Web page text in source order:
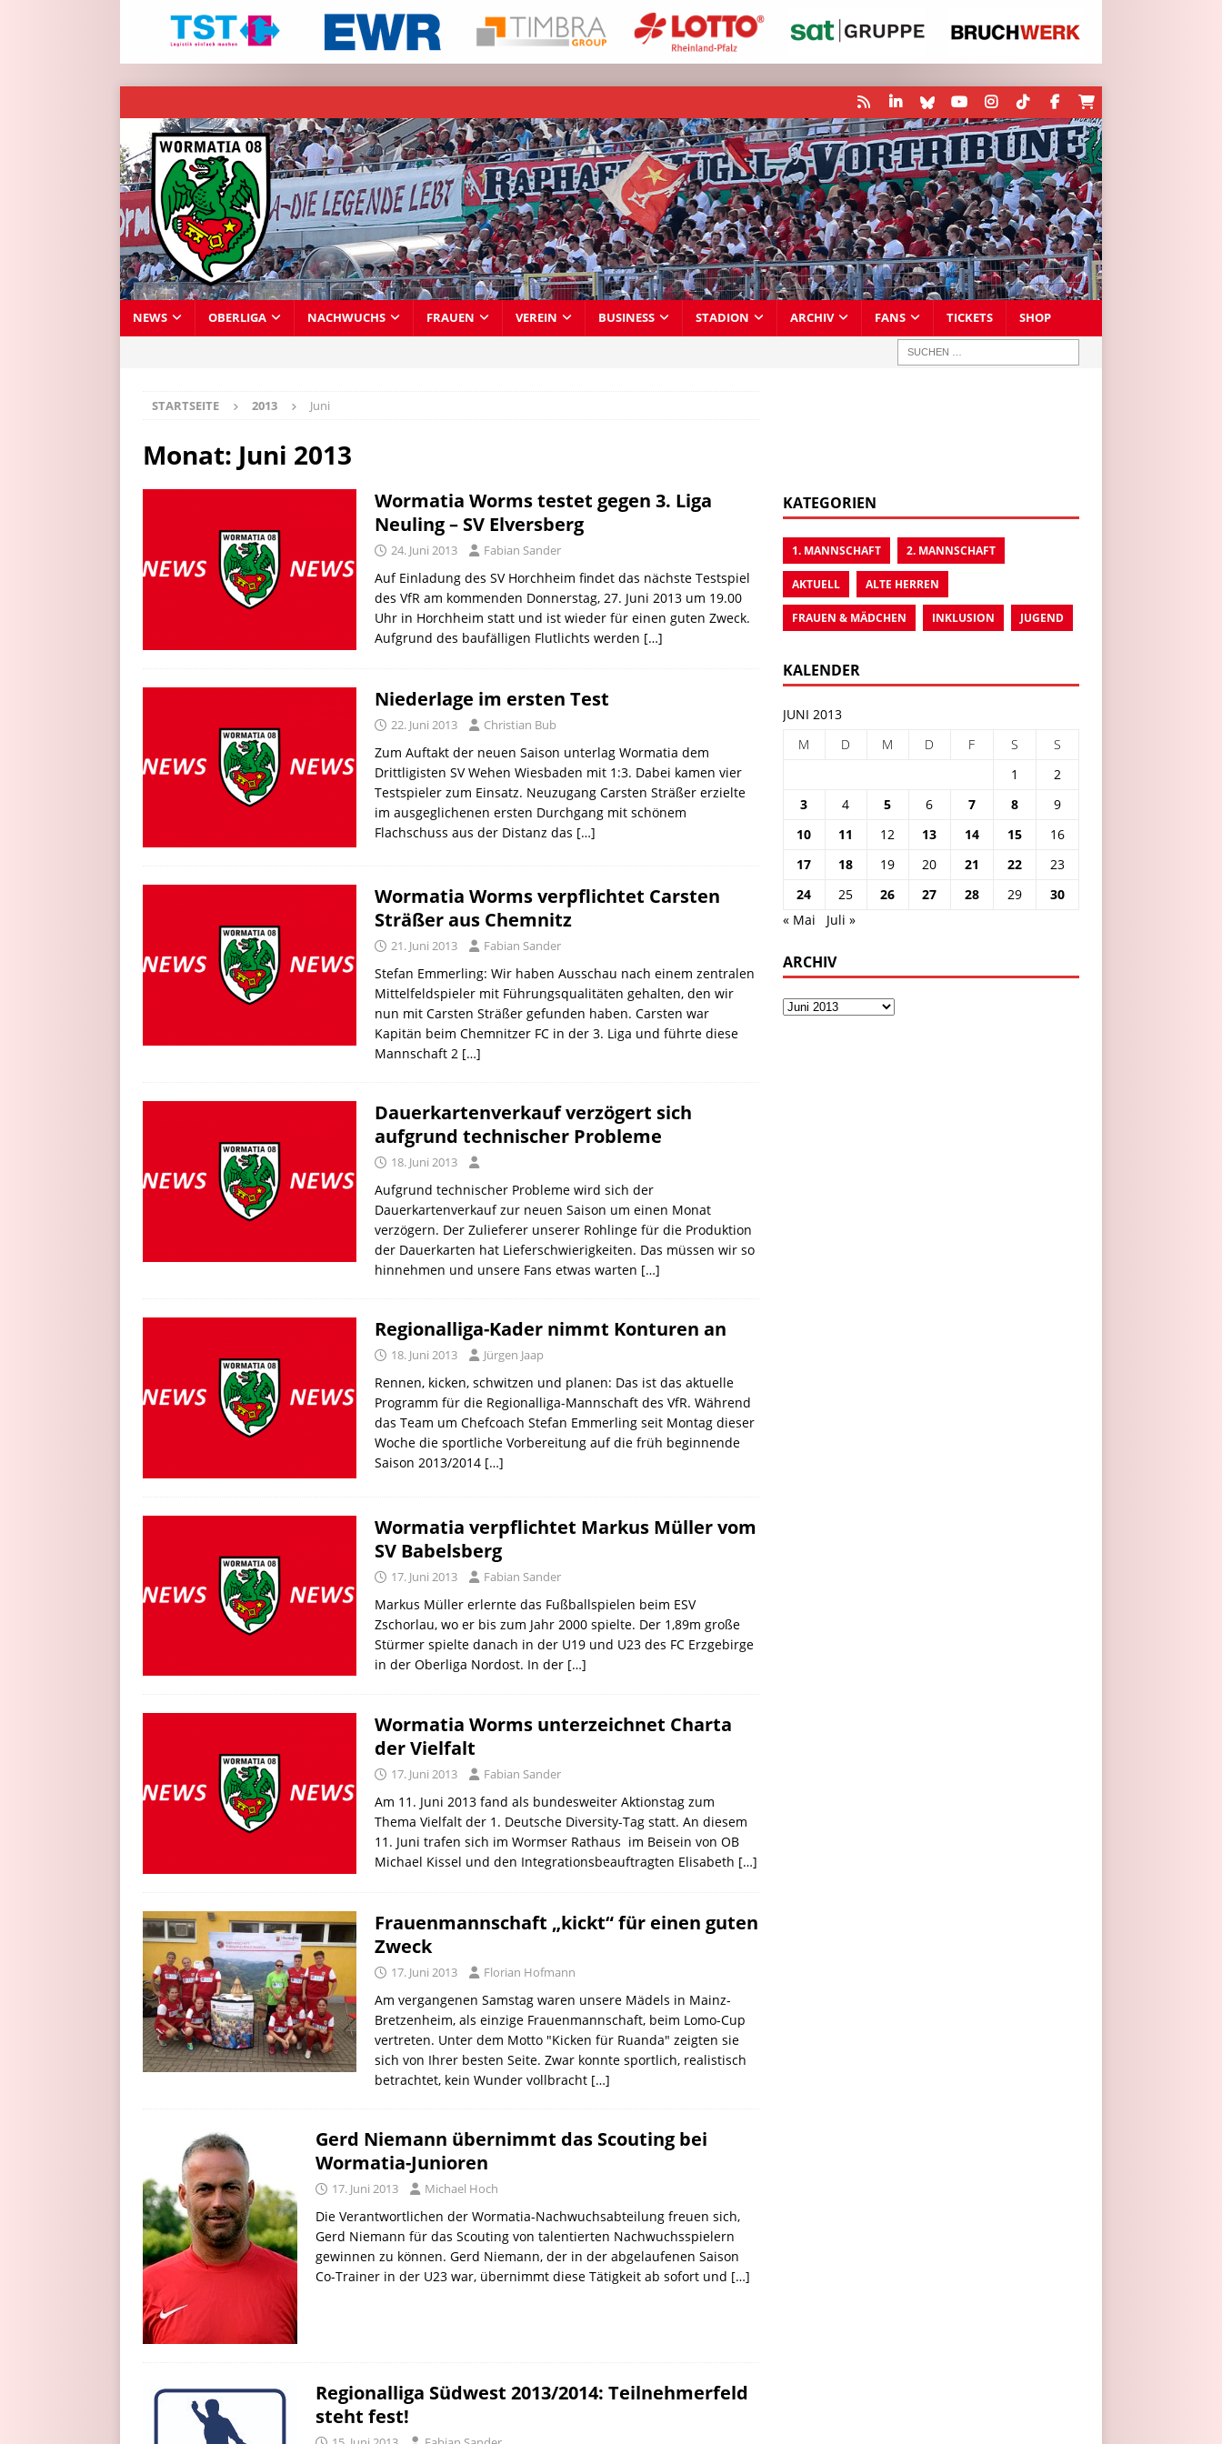
NEWS OBERLIGA NACHWUCHS FRAUEN VEREIN BUSINESS STADION ARCHIV FANS TICKETS SHOP
STARTSEITE 2013 Juni
Monat: Juni 2013
Wormatia Worms testet gegen 3. Liga
Neuling – SV Elversberg
24. Juni 2013 Fabian Sander
Auf Einladung des SV Horchheim findet das nächste Testspiel
des VfR am kommenden Donnerstag, 27. Juni 2013 um 19.00
Uhr in Horchheim statt und ist wieder für einen guten Zweck.
Aufgrund des baufälligen Flutlichts werden […]
Niederlage im ersten Test
22. Juni 2013 Christian Bub
Zum Auftakt der neuen Saison unterlag Wormatia dem
Drittligisten SV Wehen Wiesbaden mit 1:3. Dabei kamen vier
Testspieler zum Einsatz. Neuzugang Carsten Sträßer erzielte
im ausgeglichenen ersten Durchgang mit schönem
Flachschuss aus der Distanz das […]
Wormatia Worms verpflichtet Carsten
Sträßer aus Chemnitz
21. Juni 2013 Fabian Sander
Stefan Emmerling: Wir haben Ausschau nach einem zentralen
Mittelfeldspieler mit Führungsqualitäten gehalten, den wir
nun mit Carsten Sträßer gefunden haben. Carsten war
Kapitän beim Chemnitzer FC in der 3. Liga und führte diese
Mannschaft 2 […]
Dauerkartenverkauf verzögert sich
aufgrund technischer Probleme
18. Juni 2013
Aufgrund technischer Probleme wird sich der
Dauerkartenverkauf zur neuen Saison um einen Monat
verzögern. Der Zulieferer unserer Rohlinge für die Produktion
der Dauerkarten hat Lieferschwierigkeiten. Das müssen wir so
hinnehmen und unsere Fans etwas warten […]
Regionalliga-Kader nimmt Konturen an
18. Juni 2013 Jürgen Jaap
Rennen, kicken, schwitzen und planen: Das ist das aktuelle
Programm für die Regionalliga-Mannschaft des VfR. Während
das Team um Chefcoach Stefan Emmerling seit Montag dieser
Woche die sportliche Vorbereitung auf die früh beginnende
Saison 2013/2014 […]
Wormatia verpflichtet Markus Müller vom
SV Babelsberg
17. Juni 2013 Fabian Sander
Markus Müller erlernte das Fußballspielen beim ESV
Zschorlau, wo er bis zum Jahr 2000 spielte. Der 1,89m große
Stürmer spielte danach in der U19 und U23 des FC Erzgebirge
in der Oberliga Nordost. In der […]
Wormatia Worms unterzeichnet Charta
der Vielfalt
17. Juni 2013 Fabian Sander
Am 11. Juni 2013 fand als bundesweiter Aktionstag zum
Thema Vielfalt der 1. Deutsche Diversity-Tag statt. An diesem
11. Juni trafen sich im Wormser Rathaus im Beisein von OB
Michael Kissel und den Integrationsbeauftragten Elisabeth […]
Frauenmannschaft „kickt“ für einen guten
Zweck
17. Juni 2013 Florian Hofmann
Am vergangenen Samstag waren unsere Mädels in Mainz-
Bretzenheim, als einzige Frauenmannschaft, beim Lomo-Cup
vertreten. Unter dem Motto "Kicken für Ruanda" zeigten sie
sich von Ihrer besten Seite. Zwar konnte sportlich, realistisch
betrachtet, kein Wunder vollbracht […]
Gerd Niemann übernimmt das Scouting bei
Wormatia-Junioren
17. Juni 2013 Michael Hoch
Die Verantwortlichen der Wormatia-Nachwuchsabteilung freuen sich,
Gerd Niemann für das Scouting von talentierten Nachwuchsspielern
gewinnen zu können. Gerd Niemann, der in der abgelaufenen Saison
Co-Trainer in der U23 war, übernimmt diese Tätigkeit ab sofort und […]
Regionalliga Südwest 2013/2014: Teilnehmerfeld
steht fest!
KATEGORIEN
1. MANNSCHAFT 2. MANNSCHAFT
AKTUELL ALTE HERREN
FRAUEN & MÄDCHEN INKLUSION JUGEND
KALENDER
JUNI 2013
M
D M D F S
S
1
2
3
4 5 6 7 8
9
10
11 12 13 14 15
16
17
18 19 20 21 22
23
24
25 26 27 28 29
30
« Mai
Juli »
ARCHIV